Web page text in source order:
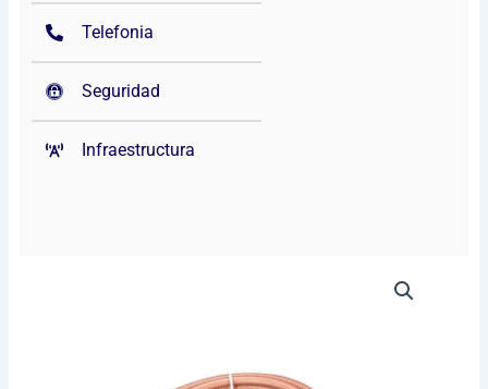
Telefonia
Seguridad
Infraestructura